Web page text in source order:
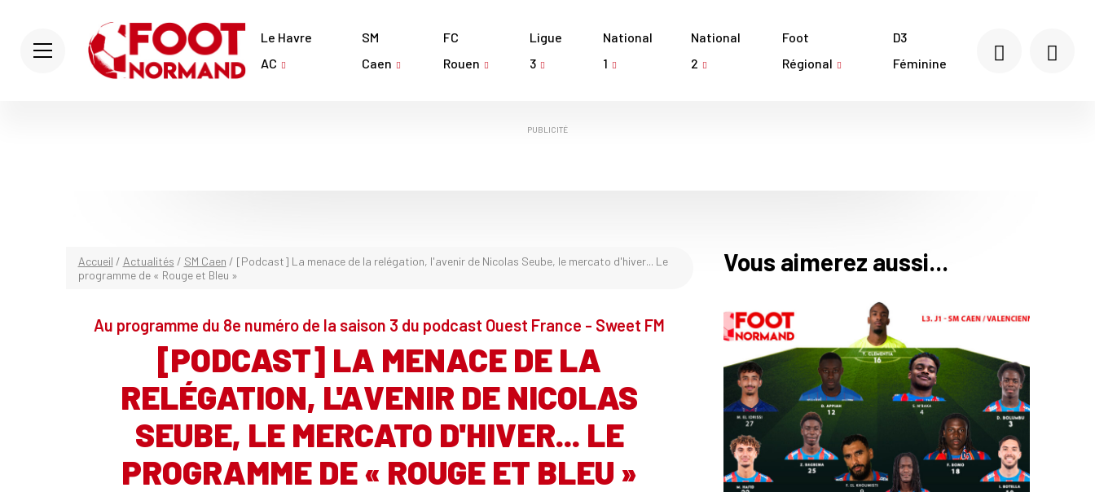
Le Havre
AC
SM
Caen
FC
Rouen
Ligue
3
National
1
National
2
Foot
Régional
D3
Féminine
PUBLICITÉ
Accueil / Actualités / SM Caen / [Podcast] La menace de la relégation, l'avenir de Nicolas Seube, le mercato d'hiver... Le
programme de « Rouge et Bleu »
Au programme du 8e numéro de la saison 3 du podcast Ouest France - Sweet FM
[PODCAST] LA MENACE DE LA
RELÉGATION, L'AVENIR DE NICOLAS
SEUBE, LE MERCATO D'HIVER... LE
PROGRAMME DE « ROUGE ET BLEU »
Vous aimerez aussi...